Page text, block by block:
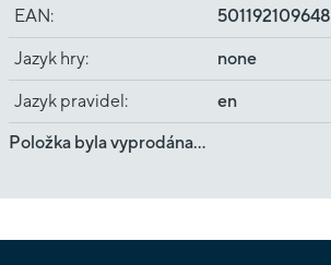
EAN:
Jazyk hry: none
Jazyk pravidel:
en
Položka byla vyprodána…